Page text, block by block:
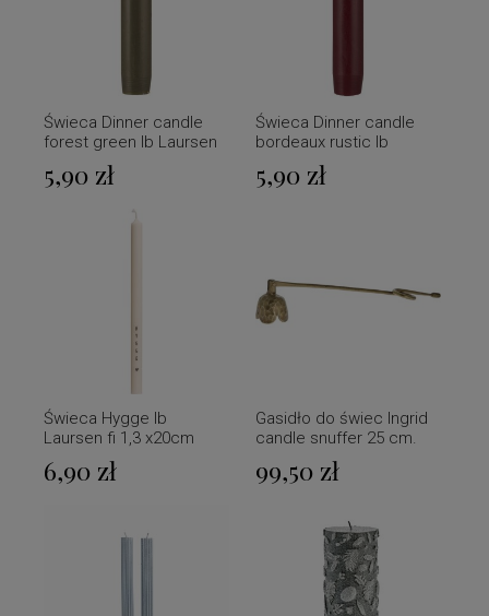
Świeca Dinner candle
forest green Ib Laursen
Ø:2.2 H:18
5,90 zł
Świeca Dinner candle
bordeaux rustic Ib
Laursen Ø:2.2 H:18
5,90 zł
Świeca Hygge Ib
Laursen fi 1,3 x20cm
6,90 zł
Gasidło do świec Ingrid
candle snuffer 25 cm.
Light gold Lene Bjerre
99,50 zł